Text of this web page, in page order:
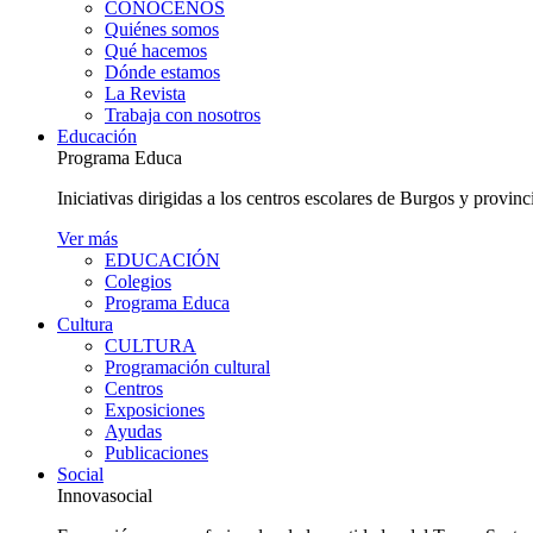
CONÓCENOS
Quiénes somos
Qué hacemos
Dónde estamos
La Revista
Trabaja con nosotros
Educación
Programa Educa
Iniciativas dirigidas a los centros escolares de Burgos y
Ver más
EDUCACIÓN
Colegios
Programa Educa
Cultura
CULTURA
Programación cultural
Centros
Exposiciones
Ayudas
Publicaciones
Social
Innovasocial